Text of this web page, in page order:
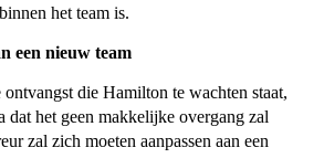
het team is.
een nieuw team
die Hamilton te wachten staat,
dat het geen makkelijke overgang zal
zal zich moeten aanpassen aan een